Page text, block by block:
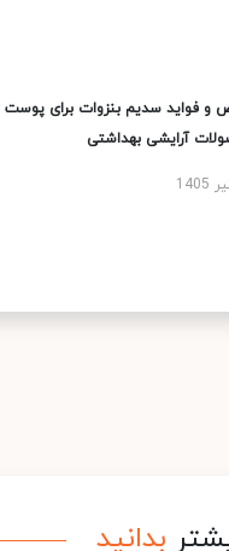
و فواید سدیم بنزوات برای پوست و
آرایشی بهداشتی
بدانید